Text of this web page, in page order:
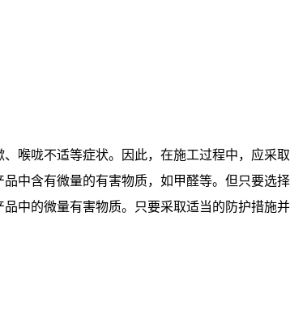
喉咙不适等症状。因此，在施工过程中，应采取
中含有微量的有害物质，如甲醛等。但只要选择
中的微量有害物质。只要采取适当的防护措施并